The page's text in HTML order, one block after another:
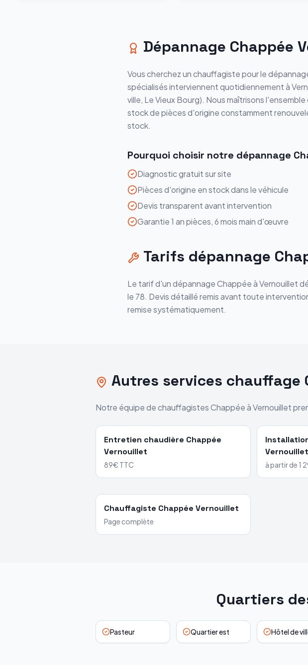
Dépannage Chappée
Vous cherchez un chauffagiste pour le
spécialisés interviennent quotidiennement à
ville, Le Vieux Bourg). Nous maîtrisons l'ensemble
stock de pièces d'origine constamment
stock.
Pourquoi choisir notre dépannage
Diagnostic gratuit sur site
Pièces d'origine en stock dans le véhicule
Devis transparent avant intervention
Garantie 1 an pièces, 6 mois main d'œuvre
Tarifs dépannage
Le tarif d'undépannageChappéeàVernouillet
le 78. Devis détaillé remis avant toute
remise systématiquement.
Autres services chauffage
Notre équipe de chauffagistesChappéeàVernouillet
Entretien chaudière Chappée
Vernouillet
89€ TTC
Vernouillet
à partir de 1
Chauffagiste Chappée Vernouillet
Page complète
Quartiers
Pasteur Quartier est Hôtel de